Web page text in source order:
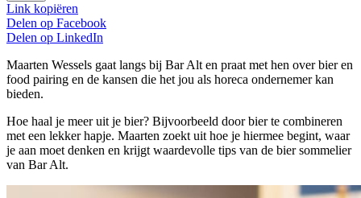
Link kopiëren
Delen op Facebook
Delen op LinkedIn
Maarten Wessels gaat langs bij Bar Alt en praat met hen over bier en
food pairing en de kansen die het jou als horeca ondernemer kan
bieden.
Hoe haal je meer uit je bier? Bijvoorbeeld door bier te combineren
met een lekker hapje. Maarten zoekt uit hoe je hiermee begint, waar
je aan moet denken en krijgt waardevolle tips van de bier sommelier
van Bar Alt.